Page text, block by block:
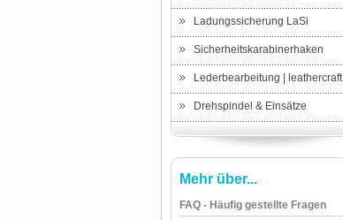
Ladungssicherung LaSi
Sicherheitskarabinerhaken
Lederbearbeitung | leathercraft
Drehspindel & Einsätze
Mehr über...
FAQ - Häufig gestellte Fragen